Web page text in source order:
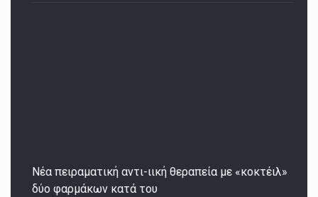
Νέα πειραματική αντι-ιική θεραπεία με «κοκτέιλ»
δύο φαρμάκων κατά του